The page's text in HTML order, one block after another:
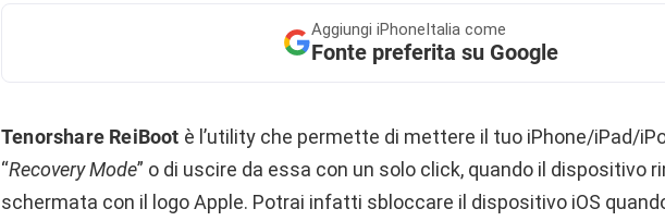
Aggiungi iPhoneItalia come
Fonte preferita su Google
Tenorshare ReiBoot è l’utility che permette di mettere il tuo iPhone/iPad/
“Recovery Mode” o di uscire da essa con un solo click, quando il dispositivo
schermata con il logo Apple. Potrai infatti sbloccare il dispositivo iOS